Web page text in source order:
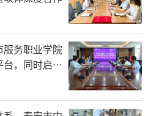
务职业学院
，同时启用